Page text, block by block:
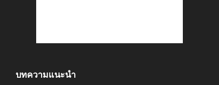
บทความแนะนำ